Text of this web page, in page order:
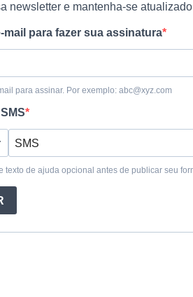
newsletter e mantenha-se
mail para fazer sua assinatura
para assinar. Por exemplo: abc@xyz.com
texto de ajuda opcional antes de publicar seu